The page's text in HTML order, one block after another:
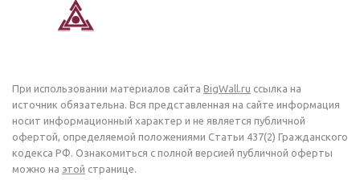
При использовании материалов сайта BigWall.ru ссылка на
источник обязательна. Вся представленная на сайте информация
носит информационный характер и не является публичной
офертой, определяемой положениями Статьи 437(2) Гражданского
кодекса РФ. Ознакомиться с полной версией публичной оферты
можно на этой странице.